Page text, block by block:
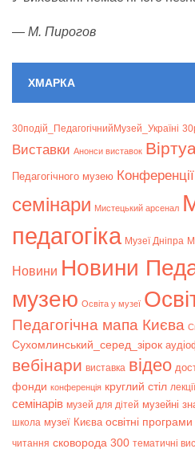
— М. Пирогов
ХМАРКА
30подій_ПедагогічнийМузей_Україні
Bиставки Анонси виставок
Педагогічного музею Конференції
семінари Мистецький арсенал
педагогіка Музеї Дніпра
Новини Новини
музею Освіта у музеї
Педагогічна мапа Києва
Сухомлинський_серед_зірок
вебінари виставка відео
фонди конференція круглий стіл лекції
семінарів музей для дітей музейні
школа музеї Києва освітні
читання сковорода 300 тематичні